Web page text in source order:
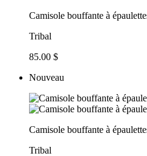
Camisole bouffante à
Tribal
85.00 $
Nouveau
Camisole bouffante à
Tribal